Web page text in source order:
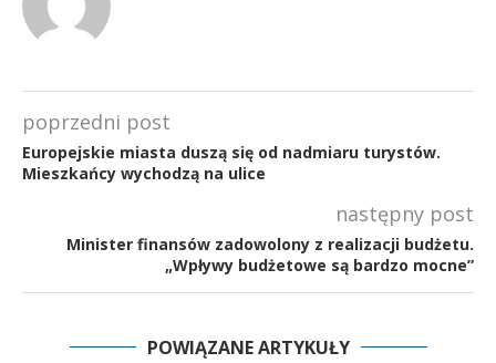
poprzedni post
Europejskie miasta duszą się od nadmiaru turystów.
Mieszkańcy wychodzą na ulice
następny post
Minister finansów zadowolony z realizacji budżetu.
„Wpływy budżetowe są bardzo mocne”
POWIĄZANE ARTYKUŁY